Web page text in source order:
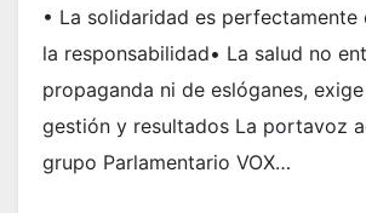
• La solidaridad es
la responsabilidad• La salud no
propaganda ni de eslóganes,
gestión y resultados La portavoz
grupo Parlamentario VOX…